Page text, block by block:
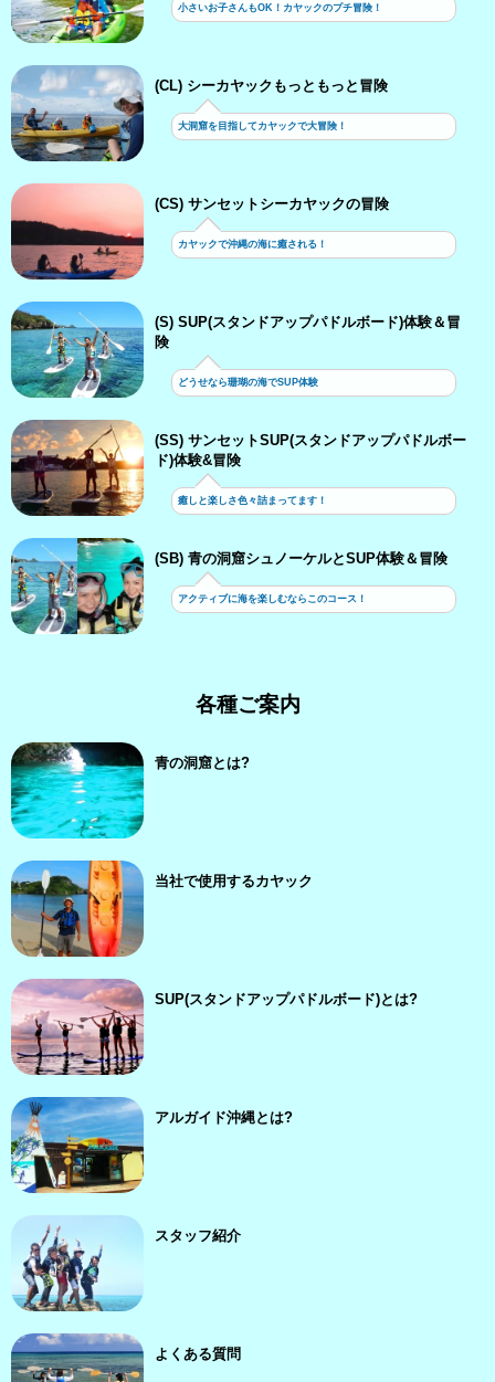
小さいお子さんもOK！カヤックのプチ冒険！
(CL) シーカヤックもっともっと冒険
大洞窟を目指してカヤックで大冒険！
(CS) サンセットシーカヤックの冒険
カヤックで沖縄の海に癒される！
(S) SUP(スタンドアップパドルボード)体験＆冒
険
どうせなら珊瑚の海でSUP体験
(SS) サンセットSUP(スタンドアップパドルボー
ド)体験&冒険
癒しと楽しさ色々詰まってます！
(SB) 青の洞窟シュノーケルとSUP体験＆冒険
アクティブに海を楽しむならこのコース！
各種ご案内
青の洞窟とは?
当社で使用するカヤック
SUP(スタンドアップパドルボード)とは?
アルガイド沖縄とは?
スタッフ紹介
よくある質問